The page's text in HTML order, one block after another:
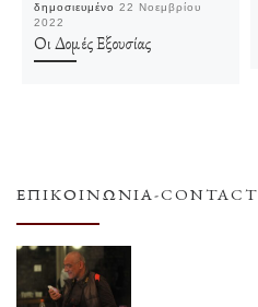
δημοσιευμένο22 Νοεμβρίου
2022
Οι Δομές Εξουσίας
ΕΠΙΚΟΙΝΩΝΊΑ-CONTACT